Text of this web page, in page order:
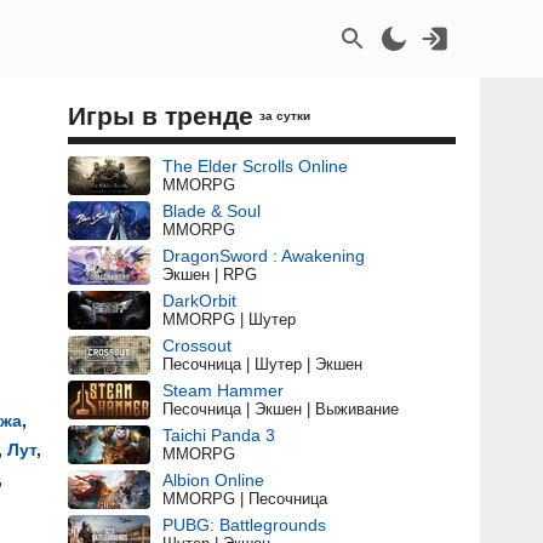
,
Лут,
Игры в тренде за сутки
The Elder Scrolls Online
MMORPG
Blade & Soul
MMORPG
DragonSword : Awakening
Экшен | RPG
DarkOrbit
MMORPG | Шутер
Crossout
Песочница | Шутер | Экшен
Steam Hammer
Песочница | Экшен | Выживание
Taichi Panda 3
MMORPG
Albion Online
MMORPG | Песочница
PUBG: Battlegrounds